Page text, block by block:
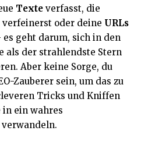
Texte verfasst, die
verfeinerst oder deine URLs
geht darum, sich in den
als der strahlendste Stern
Aber keine Sorge, du
Zauberer sein, um das zu
Tricks und Kniffen
in ein wahres